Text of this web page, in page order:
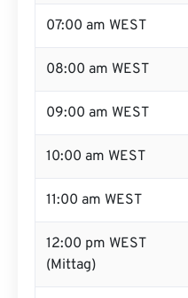
07:00 am WEST
08:00 am WEST
09:00 am WEST
10:00 am WEST
11:00 am WEST
12:00 pm WEST
(Mittag)